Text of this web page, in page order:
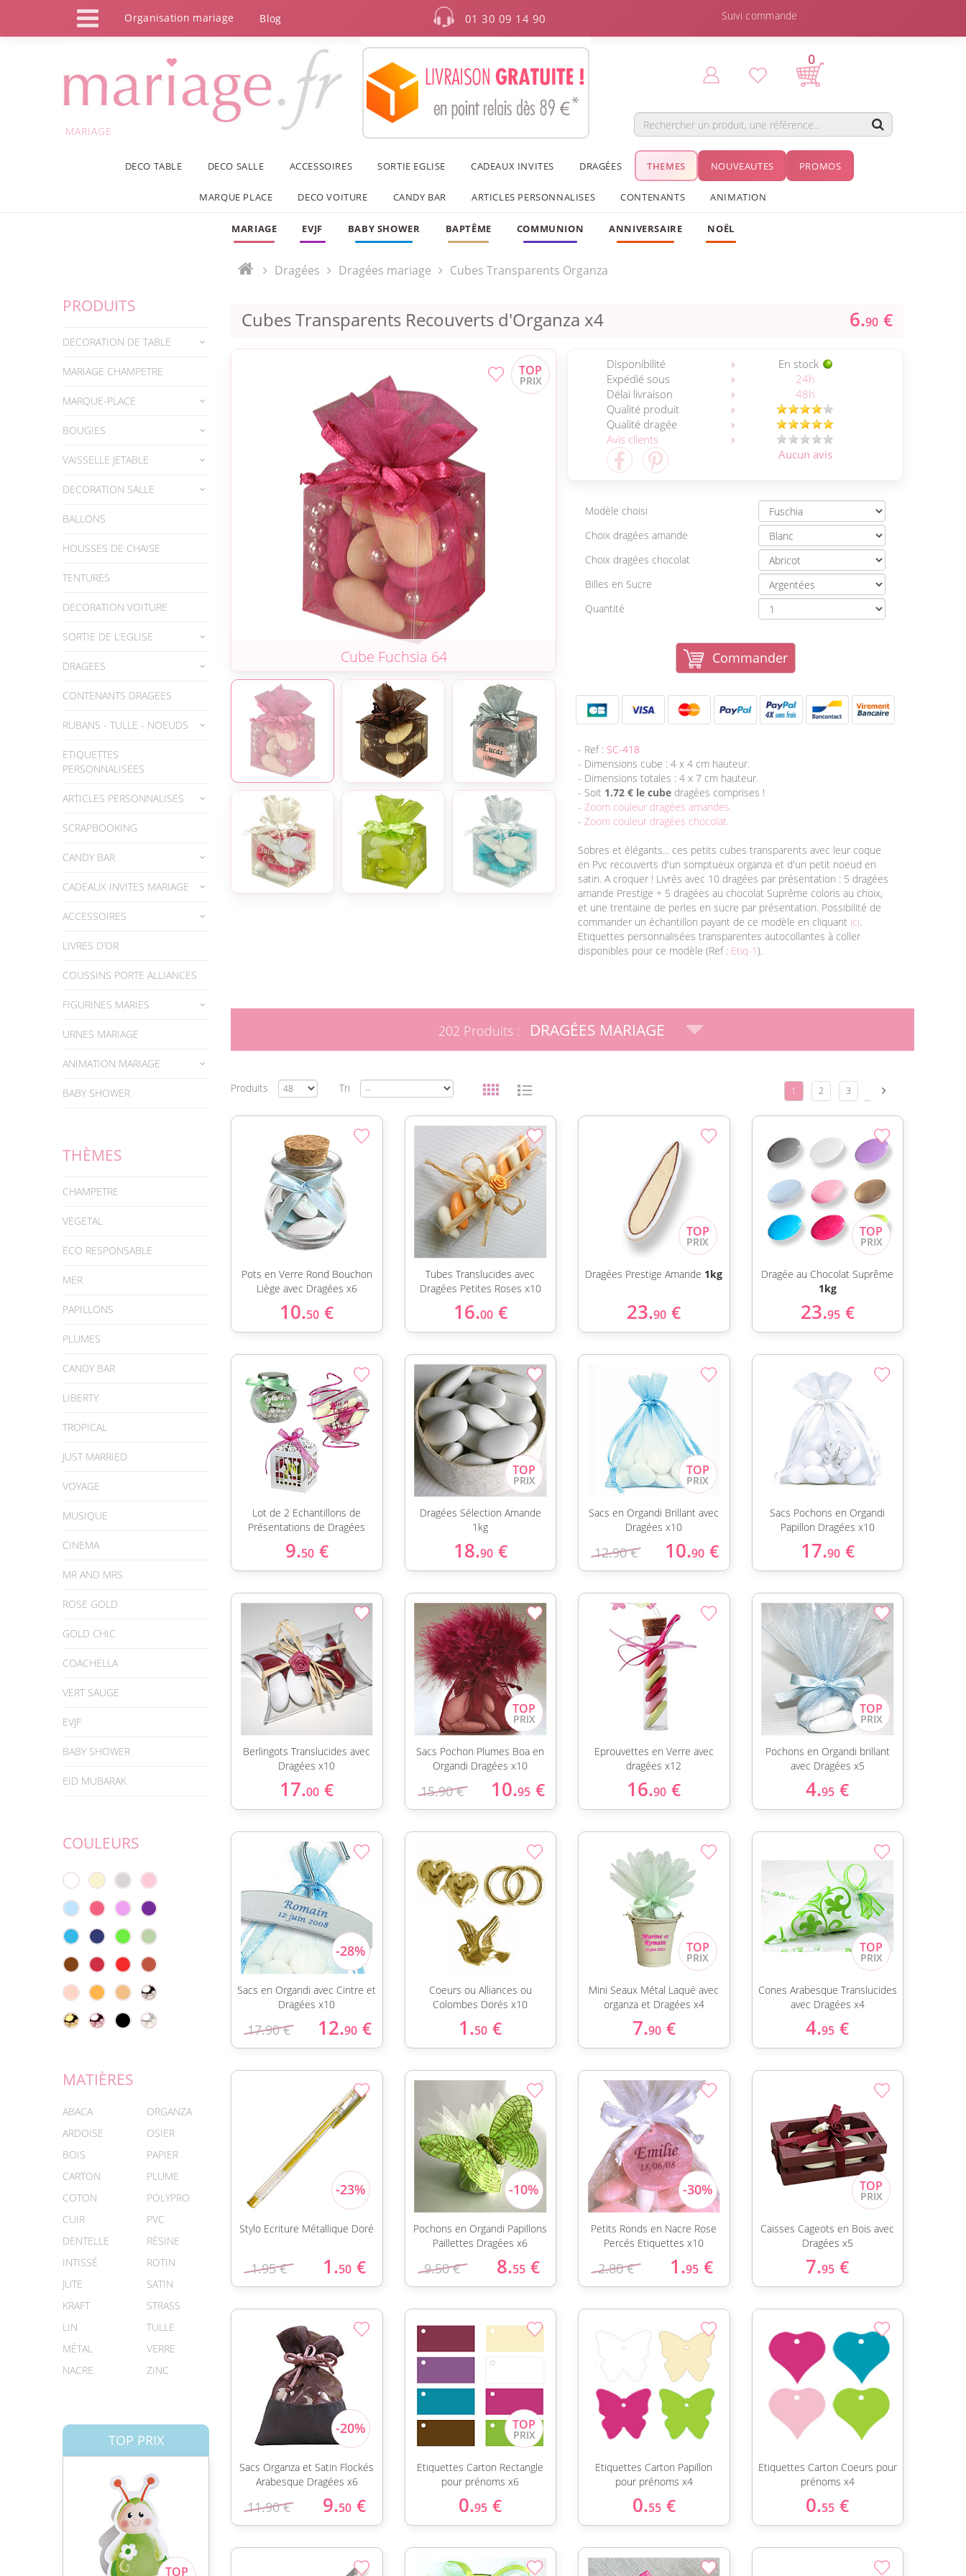
Organisation mariage Blog 01 30 09 14 90 Suivi commande
MARIAGE
0
DECO TABLE DECO SALLE ACCESSOIRES SORTIE EGLISE CADEAUX INVITES DRAGÉES THEMES NOUVEAUTES PROMOS
MARQUE PLACE DECO VOITURE CANDY BAR ARTICLES PERSONNALISES CONTENANTS ANIMATION
MARIAGE EVJF BABY SHOWER BAPTÊME COMMUNION ANNIVERSAIRE NOËL
PRODUITS
DECORATION DE TABLE
MARIAGE CHAMPETRE
MARQUE-PLACE
BOUGIES
VAISSELLE JETABLE
DECORATION SALLE
BALLONS
HOUSSES DE CHAISE
TENTURES
DECORATION VOITURE
SORTIE DE L’EGLISE
DRAGEES
CONTENANTS DRAGEES
RUBANS - TULLE - NOEUDS
ETIQUETTES
PERSONNALISEES
ARTICLES PERSONNALISES
SCRAPBOOKING
CANDY BAR
CADEAUX INVITES MARIAGE
ACCESSOIRES
LIVRES D’OR
COUSSINS PORTE ALLIANCES
FIGURINES MARIES
URNES MARIAGE
ANIMATION MARIAGE
BABY SHOWER
THÈMES
CHAMPETRE
VEGETAL
ECO RESPONSABLE
MER
PAPILLONS
PLUMES
CANDY BAR
LIBERTY
TROPICAL
JUST MARRIED
VOYAGE
MUSIQUE
CINEMA
MR AND MRS
ROSE GOLD
GOLD CHIC
COACHELLA
VERT SAUGE
EVJF
BABY SHOWER
EID MUBARAK
COULEURS
MATIÈRES
ABACA
ARDOISE
BOIS
CARTON
COTON
CUIR
DENTELLE
INTISSÉ
JUTE
KRAFT
LIN
MÉTAL
NACRE
ORGANZA
OSIER
PAPIER
PLUME
POLYPRO
PVC
RÉSINE
ROTIN
SATIN
STRASS
TULLE
VERRE
ZINC
TOP PRIX
Dragées Dragées mariage Cubes Transparents Organza
Cubes Transparents Recouverts d'Organza x4 6.90 €
Cube Chocolat
Disponibilité
En stock
Expédié sous
24h
Délai livraison
48h
Qualité produit
Qualité dragée
Avis clients
Aucun avis
Modèle choisi
Choix dragées amande
Choix dragées chocolat
Billes en Sucre
Quantité
Commander
- Ref : SC-418
- Dimensions cube : 4 x 4 cm hauteur.
- Dimensions totales : 4 x 7 cm hauteur.
- Soit 1.72 € le cube dragées comprises !
- Zoom couleur dragées amandes.
- Zoom couleur dragées chocolat.
Sobres et élégants... ces petits cubes transparents avec leur coque
en Pvc recouverts d'un somptueux organza et d'un petit noeud en
satin. A croquer ! Livrés avec 10 dragées par présentation : 5 dragées
amande Prestige + 5 dragées au chocolat Suprême coloris au choix,
et une trentaine de perles en sucre par présentation. Possibilité de
commander un échantillon payant de ce modèle en cliquant ici.
Etiquettes personnalisées transparentes autocollantes à coller
disponibles pour ce modèle (Ref : Etiq-1).
202 Produits : DRAGÉES MARIAGE
Produits Tri 1 2 3 ...
Pots en Verre Rond Bouchon
Liège avec Dragées x6
10.50 €
Tubes Translucides avec
Dragées Petites Roses x10
16.00 €
Dragées Prestige Amande 1kg
23.90 €
Dragée au Chocolat Suprême
1kg
23.95 €
Lot de 2 Echantillons de
Présentations de Dragées
9.50 €
Dragées Sélection Amande
1kg
18.90 €
Sacs en Organdi Brillant avec
Dragées x10
12.90 € 10.90 €
Sacs Pochons en Organdi
Papillon Dragées x10
17.90 €
Berlingots Translucides avec
Dragées x10
17.00 €
Sacs Pochon Plumes Boa en
Organdi Dragées x10
15.90 € 10.95 €
Eprouvettes en Verre avec
dragées x12
16.90 €
Pochons en Organdi brillant
avec Dragées x5
4.95 €
Sacs en Organdi avec Cintre et
Dragées x10
17.90 € 12.90 €
Coeurs ou Alliances ou
Colombes Dorés x10
1.50 €
Mini Seaux Métal Laqué avec
organza et Dragées x4
7.90 €
Cones Arabesque Translucides
avec Dragées x4
4.95 €
Stylo Ecriture Métallique Doré
1.95 € 1.50 €
Pochons en Organdi Papillons
Paillettes Dragées x6
9.50 € 8.55 €
Petits Ronds en Nacre Rose
Percés Etiquettes x10
2.80 € 1.95 €
Caisses Cageots en Bois avec
Dragées x5
7.95 €
Sacs Organza et Satin Flockés
Arabesque Dragées x6
11.90 € 9.50 €
Etiquettes Carton Rectangle
pour prénoms x6
0.95 €
Etiquettes Carton Papillon
pour prénoms x4
0.55 €
Etiquettes Carton Coeurs pour
prénoms x4
0.55 €
Panneau de gestion des cookies